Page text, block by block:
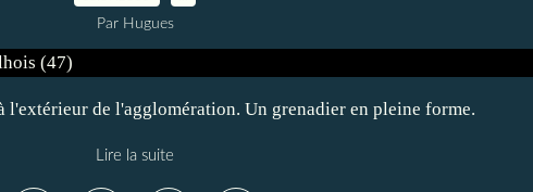
Par Hugues
l'extérieur de l'agglomération. Un grenadier en pleine forme.
Lire la suite